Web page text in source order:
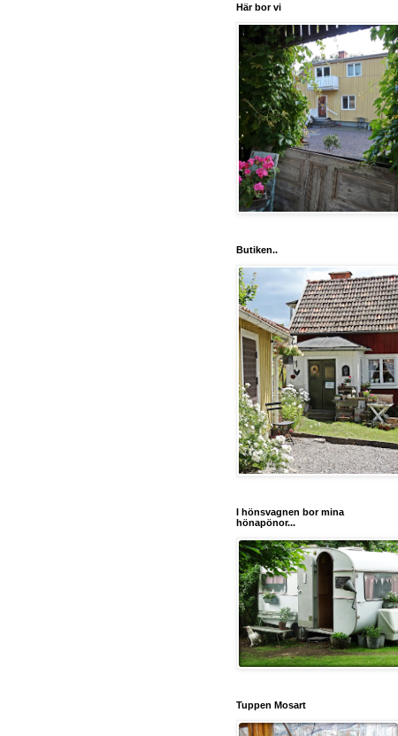
Här bor vi
Butiken..
I hönsvagnen bor mina
hönapönor...
Tuppen Mosart